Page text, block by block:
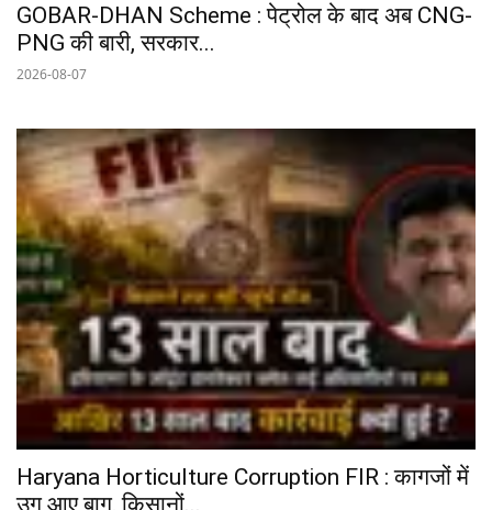
GOBAR-DHAN Scheme : पेट्रोल के बाद अब CNG-
PNG की बारी, सरकार...
2026-08-07
Haryana Horticulture Corruption FIR : कागजों में
उग आए बाग, किसानों...